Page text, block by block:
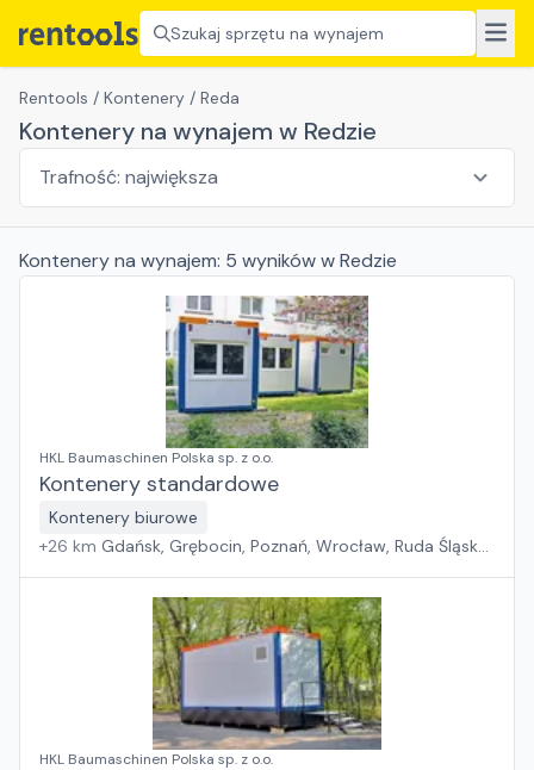
Szukaj sprzętu na wynajem
Rentools / Kontenery / Reda
Kontenery na wynajem w Redzie
Konteneryna wynajem: 5 wynikóww Redzie
HKL Baumaschinen Polska sp. z o.o.
Kontenery standardowe
Kontenery biurowe
+26 km Gdańsk, Grębocin, Poznań, Wrocław, Ruda Śląska,
HKL Baumaschinen Polska sp. z o.o.